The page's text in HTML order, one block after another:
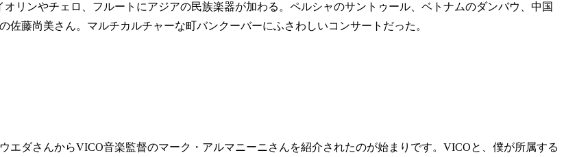
リンやチェロ、フルートにアジアの民族楽器が加わる。ペルシャのサントゥール、ベトナムのダンバウ、中国
藤尚美さん。マルチカルチャーな町バンクーバーにふさわしいコンサートだった。
ダさんからVICO音楽監督のマーク・アルマニーニさんを紹介されたのが始まりです。VICOと、僕が所属する